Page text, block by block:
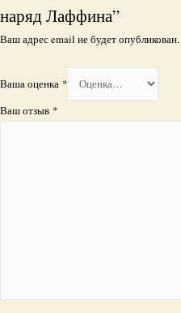
наряд Лаффина”
Ваш адрес email не будет опубликован.
Ваша оценка *
Ваш отзыв *